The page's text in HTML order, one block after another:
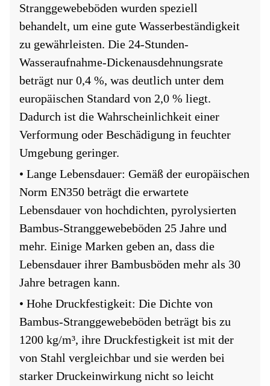
Stranggewebeböden wurden speziell
behandelt, um eine gute Wasserbeständigkeit
zu gewährleisten. Die 24-Stunden-
Wasseraufnahme-Dickenausdehnungsrate
beträgt nur 0,4 %, was deutlich unter dem
europäischen Standard von 2,0 % liegt.
Dadurch ist die Wahrscheinlichkeit einer
Verformung oder Beschädigung in feuchter
Umgebung geringer.
• Lange Lebensdauer: Gemäß der europäischen
Norm EN350 beträgt die erwartete
Lebensdauer von hochdichten, pyrolysierten
Bambus-Stranggewebeböden 25 Jahre und
mehr. Einige Marken geben an, dass die
Lebensdauer ihrer Bambusböden mehr als 30
Jahre betragen kann.
• Hohe Druckfestigkeit: Die Dichte von
Bambus-Stranggewebeböden beträgt bis zu
1200 kg/m³, ihre Druckfestigkeit ist mit der
von Stahl vergleichbar und sie werden bei
starker Druckeinwirkung nicht so leicht